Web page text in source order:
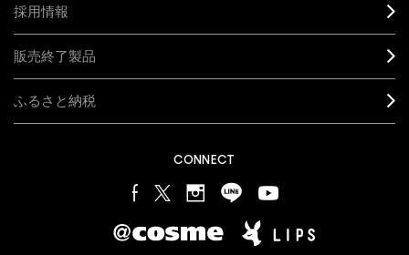
採用情報
販売終了製品
ふるさと納税
CONNECT